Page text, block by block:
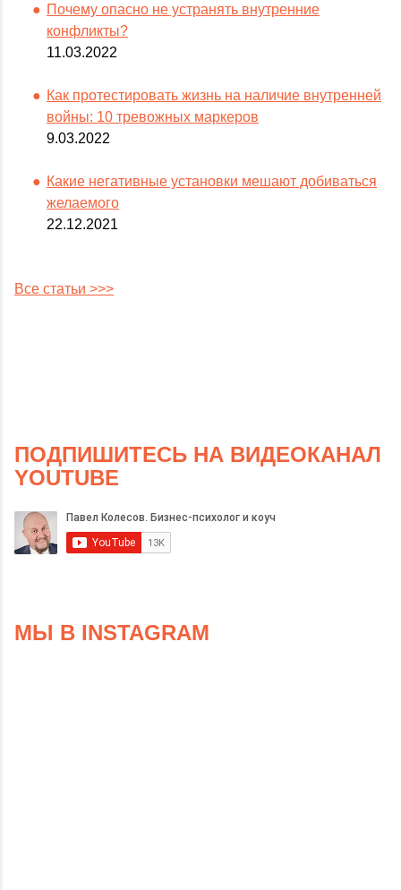
Почему опасно не устранять внутренние
конфликты?
11.03.2022
Как протестировать жизнь на наличие внутренней
войны: 10 тревожных маркеров
9.03.2022
Какие негативные установки мешают добиваться
желаемого
22.12.2021
Все статьи >>>
ПОДПИШИТЕСЬ НА ВИДЕОКАНАЛ
YOUTUBE
МЫ В INSTAGRAM